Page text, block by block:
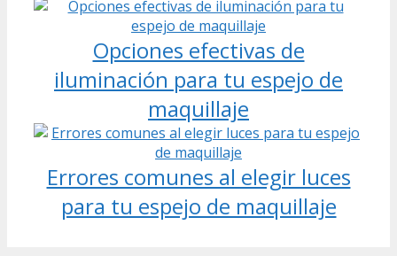
Opciones efectivas de
iluminación para tu espejo de
maquillaje
Errores comunes al elegir luces
para tu espejo de maquillaje